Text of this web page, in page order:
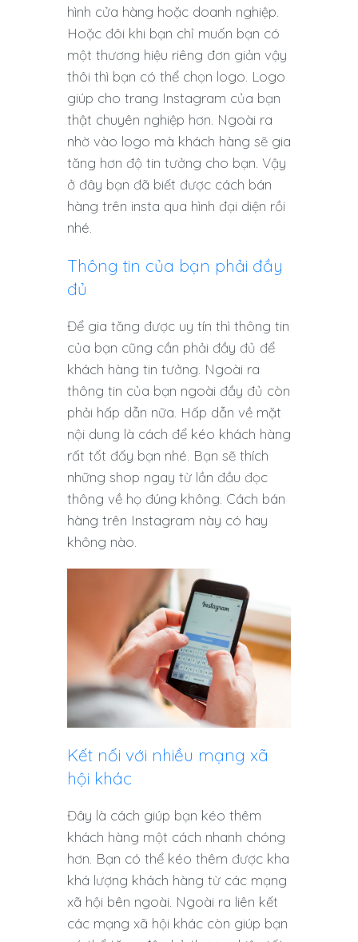
hình cửa hàng hoặc doanh nghiệp.
Hoặc đôi khi bạn chỉ muốn bạn có
một thương hiệu riêng đơn giản vậy
thôi thì bạn có thể chọn logo. Logo
giúp cho trang Instagram của bạn
thật chuyên nghiệp hơn. Ngoài ra
nhờ vào logo mà khách hàng sẽ gia
tăng hơn độ tin tưởng cho bạn. Vậy
ở đây bạn đã biết được cách bán
hàng trên insta qua hình đại diện rồi
nhé.
Thông tin của bạn phải đầy
đủ
Để gia tăng được uy tín thì thông tin
của bạn cũng cần phải đầy đủ để
khách hàng tin tưởng. Ngoài ra
thông tin của bạn ngoài đầy đủ còn
phải hấp dẫn nữa. Hấp dẫn về mặt
nội dung là cách để kéo khách hàng
rất tốt đấy bạn nhé. Bạn sẽ thích
những shop ngay từ lần đầu đọc
thông về họ đúng không. Cách bán
hàng trên Instagram này có hay
không nào.
Kết nối với nhiều mạng xã
hội khác
Đây là cách giúp bạn kéo thêm
khách hàng một cách nhanh chóng
hơn. Bạn có thể kéo thêm được kha
khá lượng khách hàng từ các mạng
xã hội bên ngoài. Ngoài ra liên kết
các mạng xã hội khác còn giúp bạn